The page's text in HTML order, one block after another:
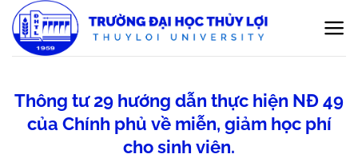
qua
nội
Thông tư 29 hướng dẫn thực hiện NĐ 49
của Chính phủ về miễn, giảm học phí
cho sinh viên.